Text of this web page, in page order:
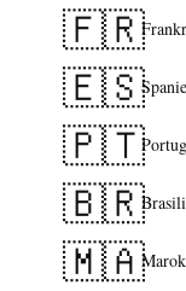
🇫🇷
🇪🇸
🇵🇹
🇧🇷
🇲🇦